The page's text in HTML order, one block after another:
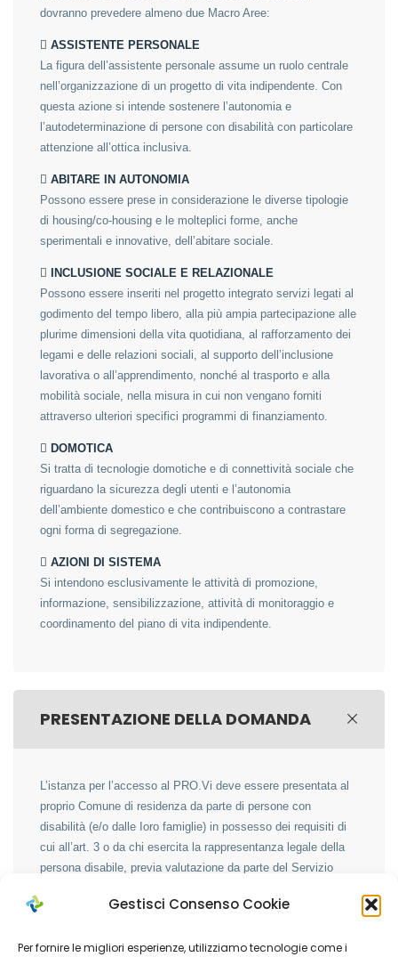
Gestisci Consenso Cookie
Per fornire le migliori esperienze, utilizziamo tecnologie come i
dovranno prevedere almeno due Macro Aree:
 ASSISTENTE PERSONALE
La figura dell’assistente personale assume un ruolo centrale
nell’organizzazione di un progetto di vita indipendente. Con
questa azione si intende sostenere l’autonomia e
l’autodeterminazione di persone con disabilità con particolare
attenzione all’ottica inclusiva.
 ABITARE IN AUTONOMIA
Possono essere prese in considerazione le diverse tipologie
di housing/co-housing e le molteplici forme, anche
sperimentali e innovative, dell’abitare sociale.
 INCLUSIONE SOCIALE E RELAZIONALE
Possono essere inseriti nel progetto integrato servizi legati al
godimento del tempo libero, alla più ampia partecipazione alle
plurime dimensioni della vita quotidiana, al rafforzamento dei
legami e delle relazioni sociali, al supporto dell’inclusione
lavorativa o all’apprendimento, nonché al trasporto e alla
mobilità sociale, nella misura in cui non vengano forniti
attraverso ulteriori specifici programmi di finanziamento.
 DOMOTICA
Si tratta di tecnologie domotiche e di connettività sociale che
riguardano la sicurezza degli utenti e l’autonomia
dell’ambiente domestico e che contribuiscono a contrastare
ogni forma di segregazione.
 AZIONI DI SISTEMA
Si intendono esclusivamente le attività di promozione,
informazione, sensibilizzazione, attività di monitoraggio e
coordinamento del piano di vita indipendente.
PRESENTAZIONE DELLA DOMANDA
L’istanza per l’accesso al PRO.Vi deve essere presentata al
proprio Comune di residenza da parte di persone con
disabilità (e/o dalle Ioro famiglie) in possesso dei requisiti di
cui all’art. 3 o da chi esercita la rappresentanza legale della
persona disabile, previa valutazione da parte del Servizio
esclusivamente ilmodello allegato (MODULO ISTANZA
l’esclusione, dei seguenti documenti che certificano le